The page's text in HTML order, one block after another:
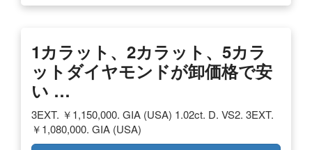
1カラット、2カラット、5カラ
ットダイヤモンドが卸価格で安
い …
3EXT. ￥1,150,000. GIA (USA) 1.02ct. D. VS2. 3EXT.
￥1,080,000. GIA (USA)